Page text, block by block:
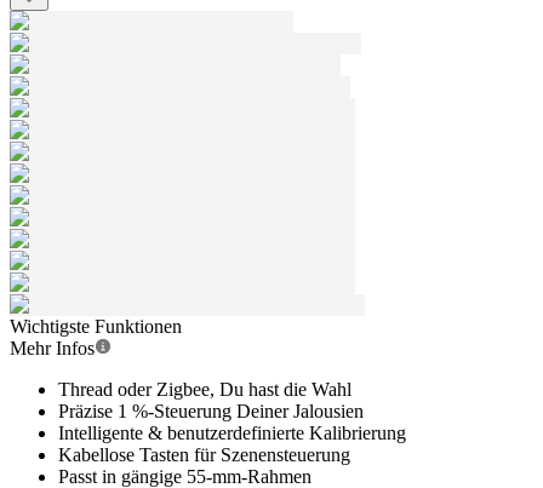
Wichtigste Funktionen
Mehr Infos
Thread oder Zigbee, Du hast die Wahl
Präzise 1 %-Steuerung Deiner Jalousien
Intelligente & benutzerdefinierte Kalibrierung
Kabellose Tasten für Szenensteuerung
Passt in gängige 55-mm-Rahmen